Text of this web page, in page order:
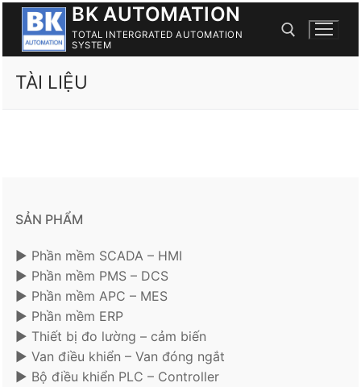
Skip
content
BK AUTOMATION
TOTAL INTERGRATED AUTOMATION
SYSTEM
TÀI LIỆU
SẢN PHẨM
► Phần mềm SCADA – HMI
► Phần mềm PMS – DCS
► Phần mềm APC – MES
► Phần mềm ERP
► Thiết bị đo lường – cảm biến
► Van điều khiển – Van đóng ngắt
► Bộ điều khiển PLC – Controller